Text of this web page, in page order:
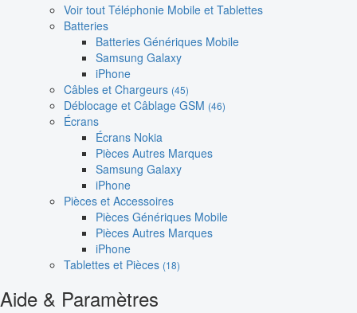
Voir tout Téléphonie Mobile et Tablettes
Batteries
Batteries Génériques Mobile
Samsung Galaxy
iPhone
Câbles et Chargeurs (45)
Déblocage et Câblage GSM (46)
Écrans
Écrans Nokia
Pièces Autres Marques
Samsung Galaxy
iPhone
Pièces et Accessoires
Pièces Génériques Mobile
Pièces Autres Marques
iPhone
Tablettes et Pièces (18)
Aide & Paramètres